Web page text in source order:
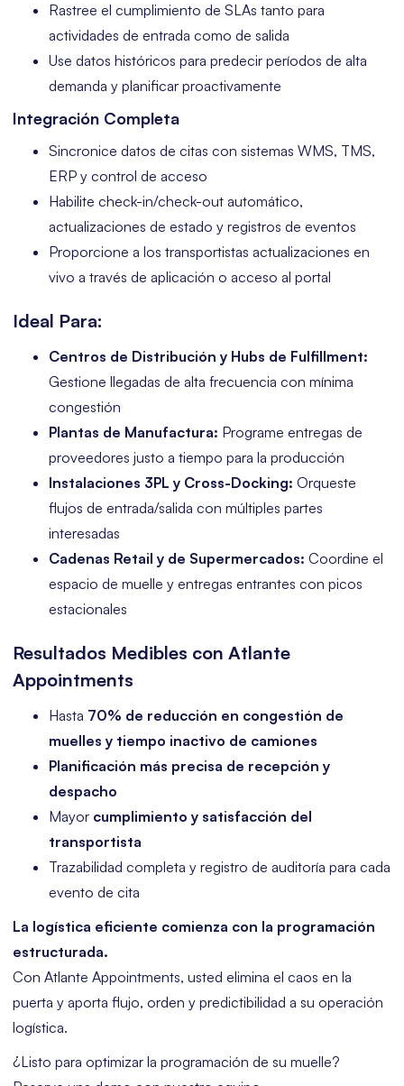
Rastree el cumplimiento de SLAs tanto para
actividades de entrada como de salida
Use datos históricos para predecir períodos de alta
demanda y planificar proactivamente
Integración Completa
Sincronice datos de citas con sistemas WMS, TMS,
ERP y control de acceso
Habilite check-in/check-out automático,
actualizaciones de estado y registros de eventos
Proporcione a los transportistas actualizaciones en
vivo a través de aplicación o acceso al portal
Ideal Para:
Centros de Distribución y Hubs de Fulfillment:
Gestione llegadas de alta frecuencia con mínima
congestión
Plantas de Manufactura: Programe entregas de
proveedores justo a tiempo para la producción
Instalaciones 3PL y Cross-Docking: Orqueste
flujos de entrada/salida con múltiples partes
interesadas
Cadenas Retail y de Supermercados: Coordine el
espacio de muelle y entregas entrantes con picos
estacionales
Resultados Medibles con Atlante
Appointments
Hasta 70% de reducción en congestión de
muelles y tiempo inactivo de camiones
Planificación más precisa de recepción y
despacho
Mayor cumplimiento y satisfacción del
transportista
Trazabilidad completa y registro de auditoría para cada
evento de cita
La logística eficiente comienza con la programación
estructurada.
Con Atlante Appointments, usted elimina el caos en la
puerta y aporta flujo, orden y predictibilidad a su operación
logística.
¿Listo para optimizar la programación de su muelle?